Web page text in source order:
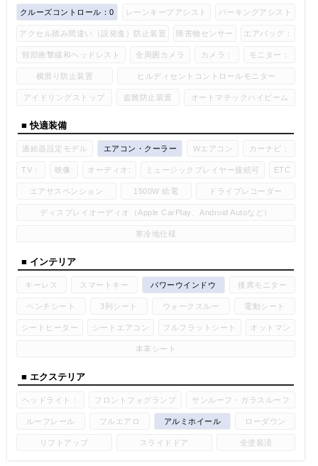
クルーズコントロール：0 レーンキープアシスト パーキングアシスト
アクセル踏み間違い（誤発進）防止装置 障害物センサー エアバッグ：
頸部衝撃緩和ヘッドレスト 全周囲カメラ カメラ： モニター：
横滑り防止装置 ヒルディセントコントロールモニター
アイドリングストップ 盗難防止装置 オートマチックハイビーム
■ 快適装備
過給器設定モデル エアコン・クーラー Wエアコン カーナビ：
TV： 映像: オーディオ: ミュージックプレイヤー接続可 ETC
エアサスペンション 1500W 給電 ドライブレコーダー
ディスプレイオーディオ（Apple CarPlay、Android Autoなど）
寒冷地仕様
■ インテリア
キーレス スマートキー パワーウインドウ 後席モニター
ベンチシート 3列シート ウォークスルー 電動シート
シートヒーター シートエアコン フルフラットシート オットマン
本革シート
■ エクステリア
ヘッドライト： フロントフォグランプ サンルーフ・ガラスルーフ
ルーフレール フルエアロ アルミホイール ローダウン
リフトアップ スライドドア 全塗装済